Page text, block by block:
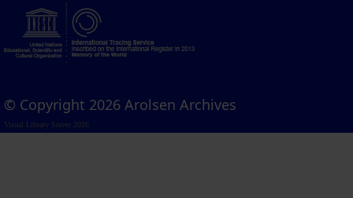
© Copyright 2026 Arolsen Archives
Visual Library Server 2026